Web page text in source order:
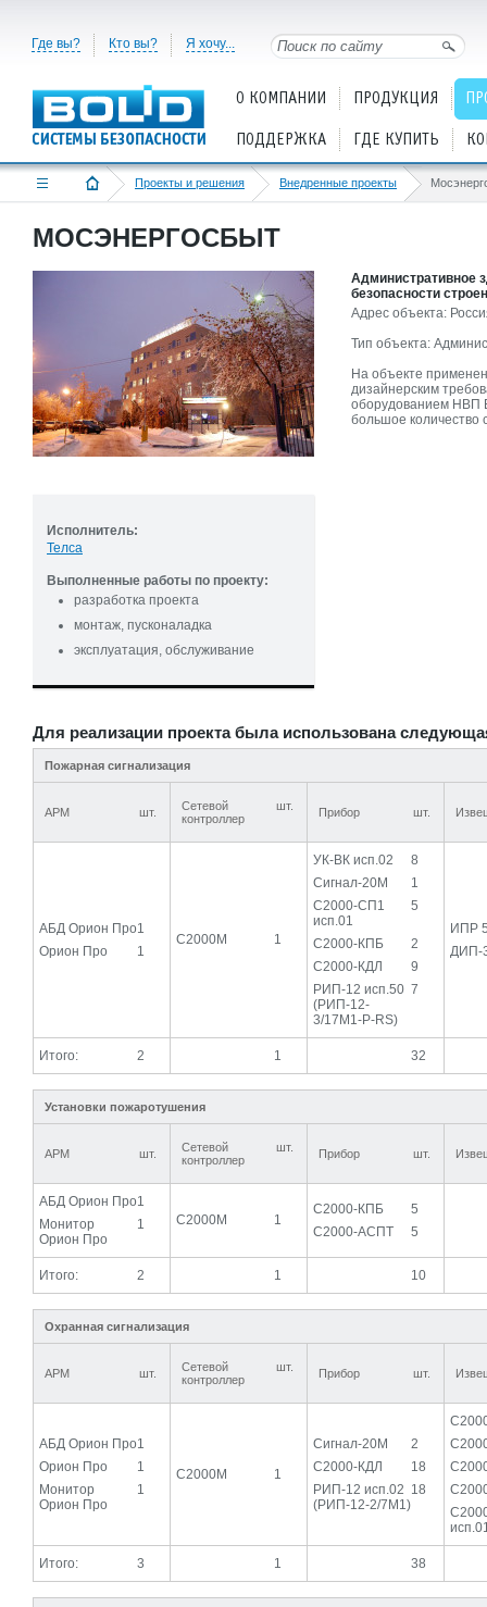
Где вы? Кто вы? Я хочу...
О КОМПАНИИ ПРОДУКЦИЯ
ПОДДЕРЖКА ГДЕ КУПИТЬ
Проекты и решения Внедренные проекты
МОСЭНЕРГОСБЫТ
Исполнитель:
Телса
Выполненные работы по проекту:
разработка проекта
монтаж, пусконаладка
эксплуатация, обслуживание
Административное
безопасности
Адрес объекта:
Тип объекта:
На объекте
дизайнерским
оборудованием НВП
большое количество
Для реализации проекта была использована
Пожарная сигнализация
АРМ шт.
Сетевой
контроллер
шт. Прибор шт.
АБД Орион Про1
Орион Про
1
С2000М 1
УК-ВК исп.02
8
Сигнал-20М
1
С2000-СП1
исп.01
5
С2000-КПБ
2
С2000-КДЛ
9
РИП-12 исп.50
(РИП-12-
3/17М1-Р-RS)
7
ИПР
ДИП-
Итого: 2 1 32
Установки пожаротушения
АРМ шт.
Сетевой
контроллер
шт. Прибор шт.
АБД Орион Про1
Монитор
Орион Про
1 С2000М 1
С2000-КПБ
5
С2000-АСПТ
5
Итого: 2 1 10
Охранная сигнализация
АРМ шт.
Сетевой
контроллер
шт. Прибор шт.
АБД Орион Про1
Орион Про
1
Монитор
Орион Про
1
С2000М 1
Сигнал-20М
2
С2000-КДЛ
18
РИП-12 исп.02
(РИП-12-2/7М1)
18
Итого: 3 1 38